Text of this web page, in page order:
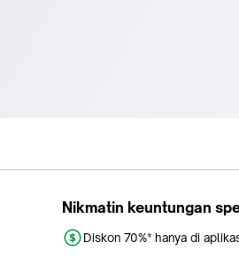
Nikmatin keuntungan
Diskon 70%* hanya di